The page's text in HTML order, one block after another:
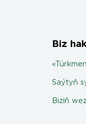
Biz
Saýtyň
Biziň